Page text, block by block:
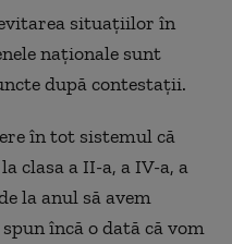
situațiilor în
naționale sunt
după contestații.
în tot sistemul că
clasa a II-a, a IV-a, a
la anul să avem
încă o dată că vom